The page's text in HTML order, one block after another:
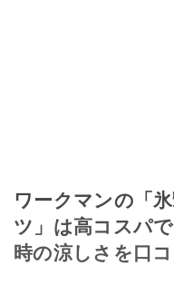
ワークマンの「
ツ」は高コスパ
時の涼しさを口